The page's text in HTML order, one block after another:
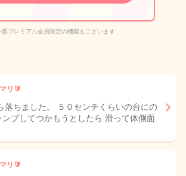
プレミアム会員限定の機能もございます
リ🔰
落ちました。 ５０センチくらいの台にの
ンプしてつかもうとしたら 滑って体側面
リ🔰